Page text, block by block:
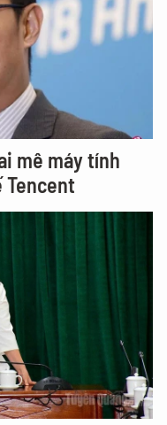
mê máy tính
Tencent